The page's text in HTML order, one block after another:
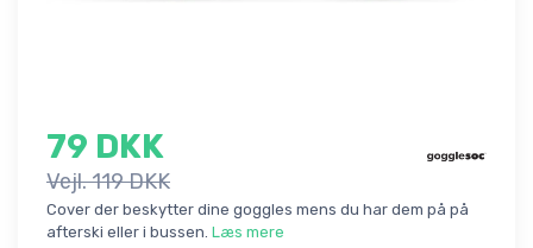
79 DKK
Vejl. 119 DKK
Cover der beskytter dine goggles mens du har dem på på
afterski eller i bussen. Læs mere